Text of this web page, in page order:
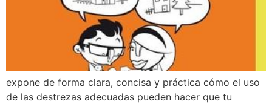
expone de forma clara, concisa y práctica cómo el uso
de las destrezas adecuadas pueden hacer que tu